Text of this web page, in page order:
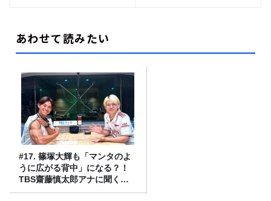
あわせて読みたい
#17. 篠塚大輝も「マンタのよ
うに広がる背中」になる？！
TBS齋藤慎太郎アナに聞くメ
ンズフィジークの魅力！！